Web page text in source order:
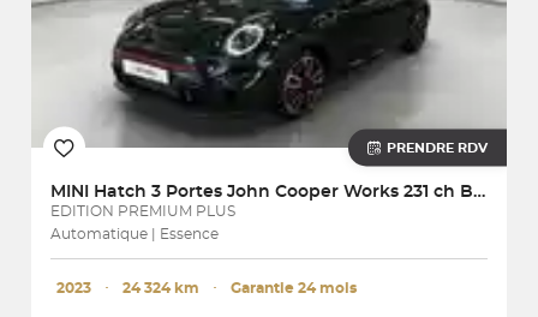
PRENDRE RDV
MINI Hatch 3 Portes John Cooper Works 231 ch BVA8
EDITION PREMIUM PLUS
Automatique | Essence
2023 ･ 24 324 km ･ Garantie 24 mois